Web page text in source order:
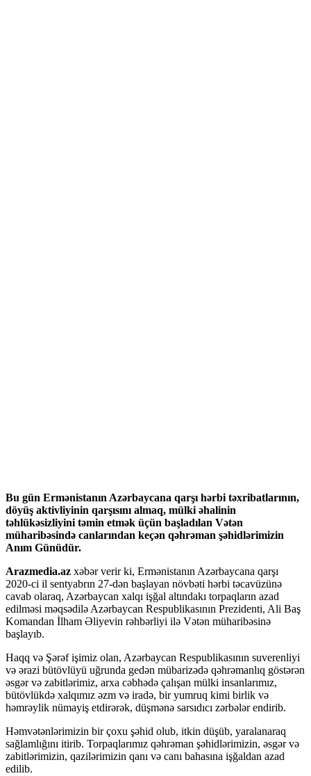
panel
Panel
Panel
Panel
Panel
Panel
Oku
Bu gün Ermənistanın Azərbaycana qarşı hərbi təxribatlarının,
döyüş aktivliyinin qarşısını almaq, mülki əhalinin
təhlükəsizliyini təmin etmək üçün başladılan Vətən
müharibəsində canlarından keçən qəhrəman şəhidlərimizin
Anım Günüdür.
Arazmedia.az xəbər verir ki, Ermənistanın Azərbaycana qarşı
2020-ci il sentyabrın 27-dən başlayan növbəti hərbi təcavüzünə
cavab olaraq, Azərbaycan xalqı işğal altındakı torpaqların azad
edilməsi məqsədilə Azərbaycan Respublikasının Prezidenti, Ali Baş
Komandan İlham Əliyevin rəhbərliyi ilə Vətən müharibəsinə
başlayıb.
Haqq və Şərəf işimiz olan, Azərbaycan Respublikasının suverenliyi
və ərazi bütövlüyü uğrunda gedən mübarizədə qəhrəmanlıq göstərən
əsgər və zabitlərimiz, arxa cəbhədə çalışan mülki insanlarımız,
bütövlükdə xalqımız əzm və iradə, bir yumruq kimi birlik və
həmrəylik nümayiş etdirərək, düşmənə sarsıdıcı zərbələr endirib.
Həmvətənlərimizin bir çoxu şəhid olub, itkin düşüb, yaralanaraq
sağlamlığını itirib. Torpaqlarımız qəhrəman şəhidlərimizin, əsgər və
zabitlərimizin, qazilərimizin qanı və canı bahasına işğaldan azad
edilib.